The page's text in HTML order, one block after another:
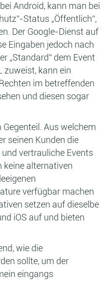
Android, kann man bei
Status „Öffentlich“,
Der Google-Dienst auf
Eingaben jedoch nach
„Standard“ dem Event
zuweist, kann ein
im betreffenden
und diesen sogar
Aus welchem
seinen Kunden die
vertrauliche Events
keine alternativen
verfügbar machen
setzen auf dieselbe
iOS auf und bieten
wie die
sollte, um der
eingangs